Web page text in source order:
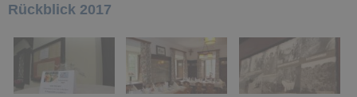
Rückblick 2017